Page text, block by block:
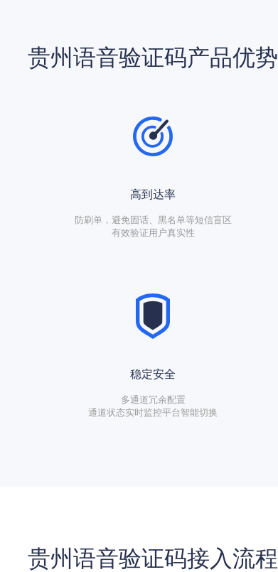
贵州语音验证码产品优势
高到达率
防刷单，避免固话、黑名单等短信盲区
有效验证用户真实性
稳定安全
多通道冗余配置
通道状态实时监控平台智能切换
贵州语音验证码接入流程